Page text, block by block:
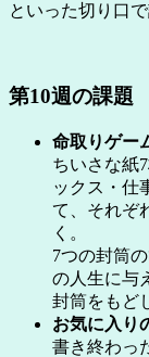
といった切り口
第10週の課題
命取りゲー
ちいさな紙
ックス・仕
て、それぞ
く。
7つの封筒
の人生に与
封筒をもど
お気に入り
書き終わっ